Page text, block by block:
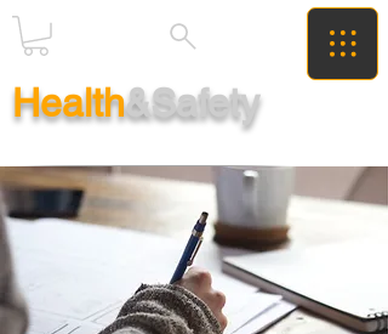
Health&Safety